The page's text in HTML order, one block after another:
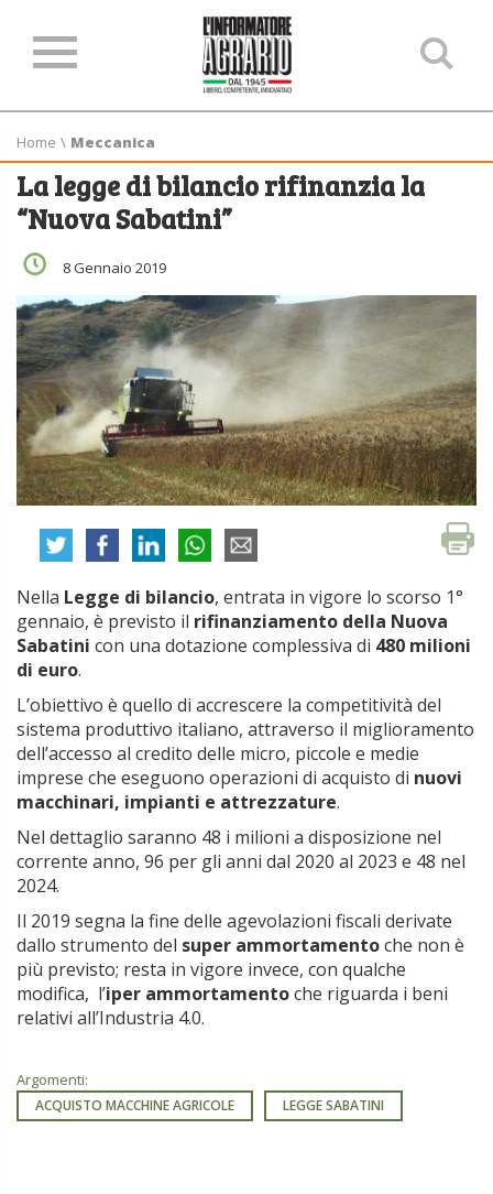
Home \ Meccanica
La legge di bilancio rifinanzia la
“Nuova Sabatini”
8 Gennaio 2019
Nella Legge di bilancio, entrata in vigore lo scorso 1°
gennaio, è previsto il rifinanziamento della Nuova
Sabatini con una dotazione complessiva di 480 milioni
di euro.
L’obiettivo è quello di accrescere la competitività del
sistema produttivo italiano, attraverso il miglioramento
dell’accesso al credito delle micro, piccole e medie
imprese che eseguono operazioni di acquisto di nuovi
macchinari, impianti e attrezzature.
Nel dettaglio saranno 48 i milioni a disposizione nel
corrente anno, 96 per gli anni dal 2020 al 2023 e 48 nel
2024.
Il 2019 segna la fine delle agevolazioni fiscali derivate
dallo strumento del super ammortamentoche non è
più previsto; resta in vigore invece, con qualche
modifica, l’iper ammortamentoche riguarda i beni
relativi all’Industria 4.0.
Argomenti:
ACQUISTO MACCHINE AGRICOLE LEGGE SABATINI